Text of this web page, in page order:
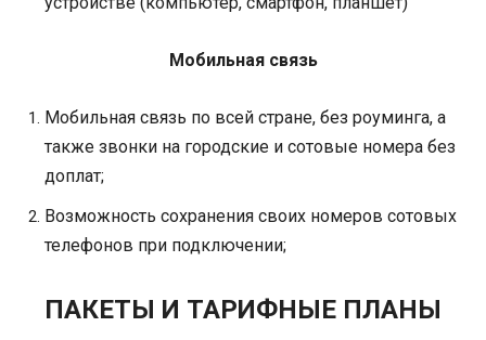
Мобильная связь
Мобильная связь по всей стране, без роуминга, а
также звонки на городские и сотовые номера без
доплат;
Возможность сохранения своих номеров сотовых
телефонов при подключении;
ПАКЕТЫ И ТАРИФНЫЕ ПЛАНЫ